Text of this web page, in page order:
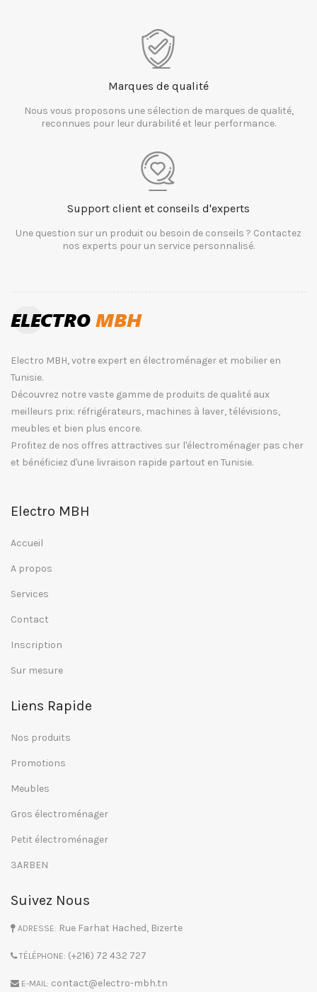
Marques de qualité
Nous vous proposons une sélection de marques de qualité,
reconnues pour leur durabilité et leur performance.
Support client et conseils d'experts
Une question sur un produit ou besoin de conseils ? Contactez
nos experts pour un service personnalisé.
Electro MBH, votre expert en électroménager et mobilier en
Tunisie.
Découvrez notre vaste gamme de produits de qualité aux
meilleurs prix: réfrigérateurs, machines à laver, télévisions,
meubles et bien plus encore.
Profitez de nos offres attractives sur l'électroménager pas cher
et bénéficiez d'une livraison rapide partout en Tunisie.
Electro MBH
Accueil
A propos
Services
Contact
Inscription
Sur mesure
Liens Rapide
Nos produits
Promotions
Meubles
Gros électroménager
Petit électroménager
3ARBEN
Suivez Nous
ADRESSE: Rue Farhat Hached, Bizerte
TÉLÉPHONE: (+216) 72 432 727
E-MAIL: contact@electro-mbh.tn